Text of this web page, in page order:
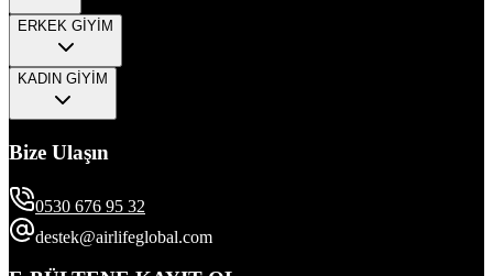
ERKEK GİYİM
KADIN GİYİM
Bize Ulaşın
0530 676 95 32
destek@airlifeglobal.com